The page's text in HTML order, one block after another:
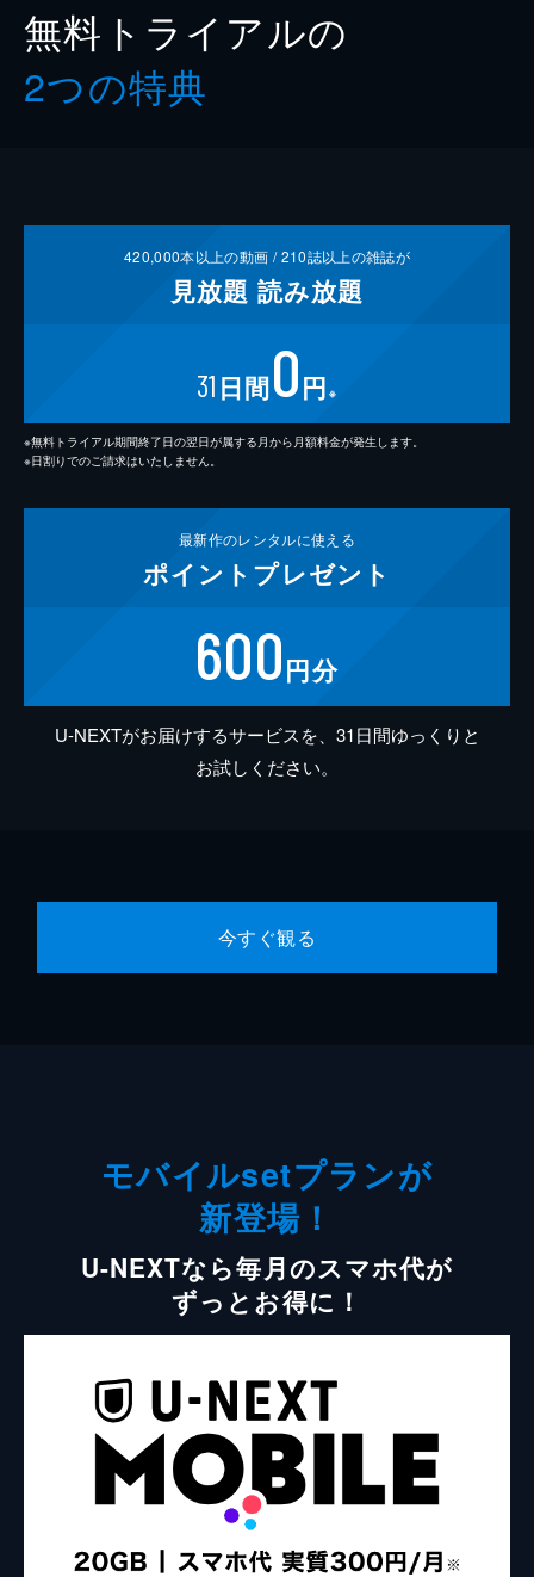
無料トライアルの
2つの特典
420,000本以上の動画 /210誌以上の雑誌が
見放題 読み放題
31 日間0円 ※
※無料トライアル期間終了日の翌日が属する月から月額料金が発生します。
※日割りでのご請求はいたしません。
最新作のレンタルに使える
ポイント プレゼント
600円分
U-NEXTがお届けするサービスを、31日間ゆっくりと
お試しください。
今すぐ観る
モバイルsetプランが
新登場！
U-NEXTなら毎月のスマホ代が
ずっとお得に！